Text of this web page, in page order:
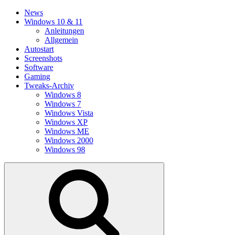
News
Windows 10 & 11
Anleitungen
Allgemein
Autostart
Screenshots
Software
Gaming
Tweaks-Archiv
Windows 8
Windows 7
Windows Vista
Windows XP
Windows ME
Windows 2000
Windows 98